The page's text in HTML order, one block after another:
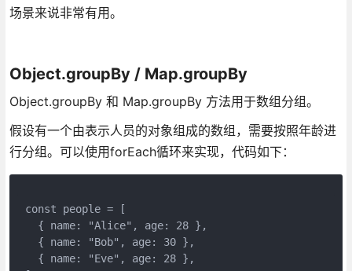
场景来说非常有用。
Object.groupBy / Map.groupBy
Object.groupBy 和 Map.groupBy 方法用于数组分组。
假设有一个由表示人员的对象组成的数组，需要按照年龄进
行分组。可以使用forEach循环来实现，代码如下：
const people = [
  { name: "Alice", age: 28 },
  { name: "Bob", age: 30 },
  { name: "Eve", age: 28 },